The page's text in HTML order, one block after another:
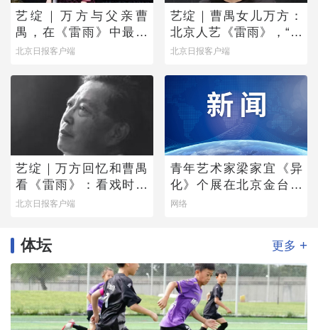
艺绽｜万方与父亲曹
禺，在《雷雨》中最爱
蘩漪
北京日报客户端
艺绽｜曹禺女儿万方：
北京人艺《雷雨》，“是
它原生的样子”
北京日报客户端
艺绽｜万方回忆和曹禺
看《雷雨》：看戏时吓
哭，被父亲“抄”出剧场
北京日报客户端
青年艺术家梁家宜《异
化》个展在北京金台艺
术馆启幕：以先锋艺术
网络
体坛 更多 +